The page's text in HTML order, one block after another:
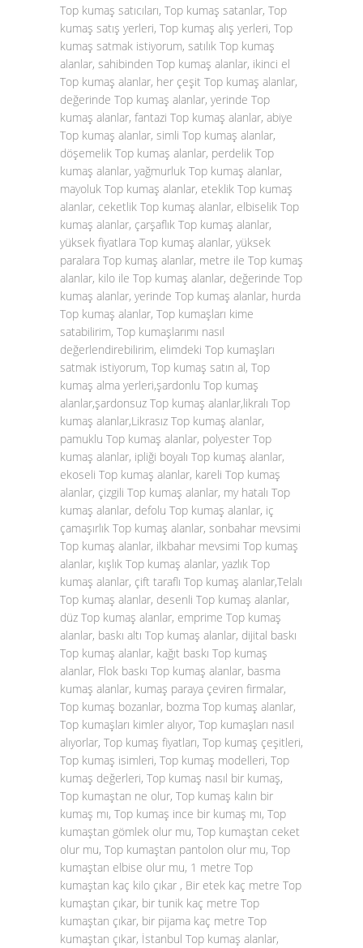
Top kumaş satıcıları, Top kumaş satanlar, Top
kumaş satış yerleri, Top kumaş alış yerleri, Top
kumaş satmak istiyorum, satılık Top kumaş
alanlar, sahibinden Top kumaş alanlar, ikinci el
Top kumaş alanlar, her çeşit Top kumaş alanlar,
değerinde Top kumaş alanlar, yerinde Top
kumaş alanlar, fantazi Top kumaş alanlar, abiye
Top kumaş alanlar, simli Top kumaş alanlar,
döşemelik Top kumaş alanlar, perdelik Top
kumaş alanlar, yağmurluk Top kumaş alanlar,
mayoluk Top kumaş alanlar, eteklik Top kumaş
alanlar, ceketlik Top kumaş alanlar, elbiselik Top
kumaş alanlar, çarşaflık Top kumaş alanlar,
yüksek fiyatlara Top kumaş alanlar, yüksek
paralara Top kumaş alanlar, metre ile Top kumaş
alanlar, kilo ile Top kumaş alanlar, değerinde Top
kumaş alanlar, yerinde Top kumaş alanlar, hurda
Top kumaş alanlar, Top kumaşları kime
satabilirim, Top kumaşlarımı nasıl
değerlendirebilirim, elimdeki Top kumaşları
satmak istiyorum, Top kumaş satın al, Top
kumaş alma yerleri,şardonlu Top kumaş
alanlar,şardonsuz Top kumaş alanlar,likralı Top
kumaş alanlar,Likrasız Top kumaş alanlar,
pamuklu Top kumaş alanlar, polyester Top
kumaş alanlar, ipliği boyalı Top kumaş alanlar,
ekoseli Top kumaş alanlar, kareli Top kumaş
alanlar, çizgili Top kumaş alanlar, my hatalı Top
kumaş alanlar, defolu Top kumaş alanlar, iç
çamaşırlık Top kumaş alanlar, sonbahar mevsimi
Top kumaş alanlar, ilkbahar mevsimi Top kumaş
alanlar, kışlık Top kumaş alanlar, yazlık Top
kumaş alanlar, çift taraflı Top kumaş alanlar,Telalı
Top kumaş alanlar, desenli Top kumaş alanlar,
düz Top kumaş alanlar, emprime Top kumaş
alanlar, baskı altı Top kumaş alanlar, dijital baskı
Top kumaş alanlar, kağıt baskı Top kumaş
alanlar, Flok baskı Top kumaş alanlar, basma
kumaş alanlar, kumaş paraya çeviren firmalar,
Top kumaş bozanlar, bozma Top kumaş alanlar,
Top kumaşları kimler alıyor, Top kumaşları nasıl
alıyorlar, Top kumaş fiyatları, Top kumaş çeşitleri,
Top kumaş isimleri, Top kumaş modelleri, Top
kumaş değerleri, Top kumaş nasıl bir kumaş,
Top kumaştan ne olur, Top kumaş kalın bir
kumaş mı, Top kumaş ince bir kumaş mı, Top
kumaştan gömlek olur mu, Top kumaştan ceket
olur mu, Top kumaştan pantolon olur mu, Top
kumaştan elbise olur mu, 1 metre Top
kumaştan kaç kilo çıkar , Bir etek kaç metre Top
kumaştan çıkar, bir tunik kaç metre Top
kumaştan çıkar, bir pijama kaç metre Top
kumaştan çıkar, İstanbul Top kumaş alanlar,